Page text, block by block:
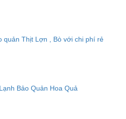
quản Thịt Lợn , Bò với chi phí rẻ
Bảo Quản Hoa Quả